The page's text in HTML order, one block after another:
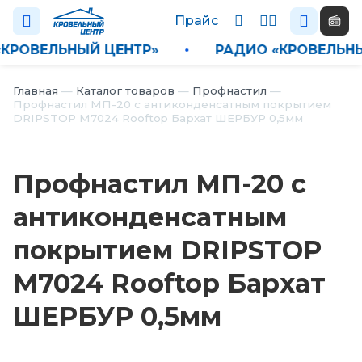
Каталог
й
Н
о
в
о
с
т
и
Прайс
«КРОВЕЛЬНЫЙ ЦЕНТР»
РАДИО
Главная — Каталог товаров — Профнастил —
Профнастил МП-20 с антиконденсатным покрытием
DRIPSTOP М7024 Rooftop Бархат ШЕРБУР 0,5мм
Профнастил МП-20 с
антиконденсатным
покрытием DRIPSTOP
М7024 Rooftop Бархат
ШЕРБУР 0,5мм